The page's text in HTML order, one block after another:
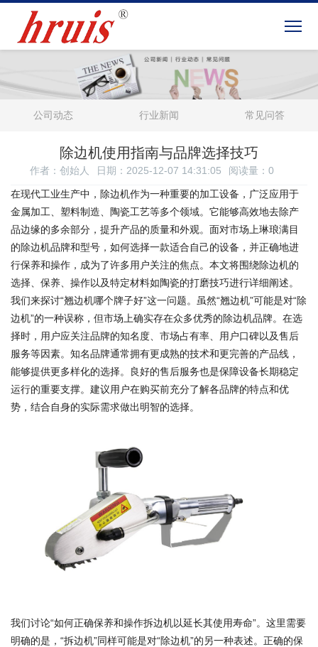
公司动态 行业新闻 常见问答
除边机使用指南与品牌选择技巧
作者：创始人 日期：2025-12-07 14:31:05 阅读量： 0
在现代工业生产中，除边机作为一种重要的加工设备，广泛应用于
金属加工、塑料制造、陶瓷工艺等多个领域。它能够高效地去除产
品边缘的多余部分，提升产品的质量和外观。面对市场上琳琅满目
的除边机品牌和型号，如何选择一款适合自己的设备，并正确地进
行保养和操作，成为了许多用户关注的焦点。本文将围绕除边机的
选择、保养、操作以及特定材料如陶瓷的打磨技巧进行详细阐述。
我们来探讨“翘边机哪个牌子好”这一问题。虽然“翘边机”可能是对“除
边机”的一种误称，但市场上确实存在众多优秀的除边机品牌。在选
择时，用户应关注品牌的知名度、市场占有率、用户口碑以及售后
服务等因素。知名品牌通常拥有更成熟的技术和更完善的产品线，
能够提供更多样化的选择。良好的售后服务也是保障设备长期稳定
运行的重要支撑。建议用户在购买前充分了解各品牌的特点和优
势，结合自身的实际需求做出明智的选择。
我们讨论“如何正确保养和操作拆边机以延长其使用寿命”。这里需要
明确的是，“拆边机”同样可能是对“除边机”的另一种表述。正确的保